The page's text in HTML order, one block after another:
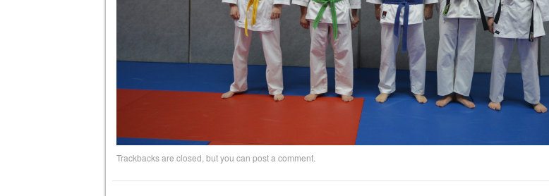
Trackbacks are closed, but you canpost a comment.